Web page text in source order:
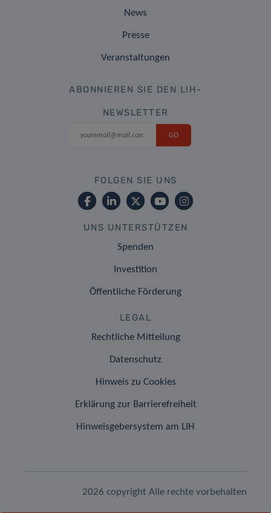
News
Presse
Veranstaltungen
ABONNIEREN SIE DEN LIH-
NEWSLETTER
FOLGEN SIE UNS
UNS UNTERSTÜTZEN
Spenden
Investition
Öffentliche Förderung
LEGAL
Rechtliche Mitteilung
Datenschutz
Hinweis zu Cookies
Erklärung zur Barrierefreiheit
Hinweisgebersystem am LIH
2026 copyright Alle rechte vorbehalten